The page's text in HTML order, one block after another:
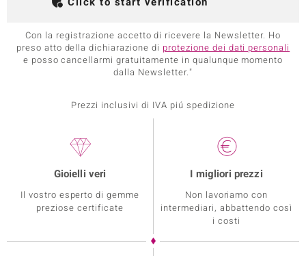
Con la registrazione accetto di ricevere la Newsletter. Ho
preso atto della dichiarazione di protezione dei dati personali
e posso cancellarmi gratuitamente in qualunque momento
dalla Newsletter."
Prezzi inclusivi di IVA piú spedizione
Gioielli veri
Il vostro esperto di gemme
preziose certificate
I migliori prezzi
Non lavoriamo con
intermediari, abbattendo così
i costi